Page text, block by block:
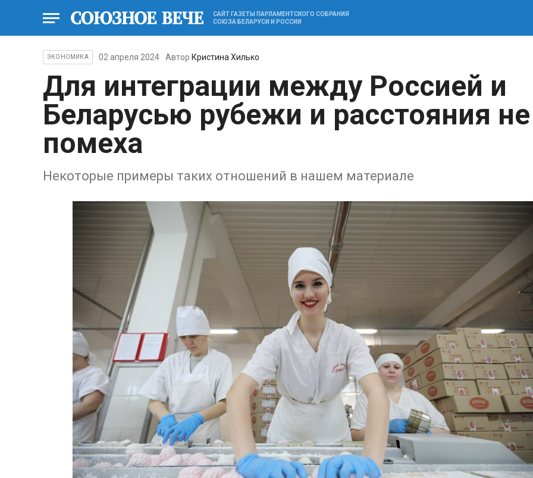
САЙТ ГАЗЕТЫ ПАРЛАМЕНТСКОГО СОБРАНИЯ
СОЮЗА БЕЛАРУСИ И РОССИИ
ЭКОНОМИКА 02 апреля 2024 Автор Кристина Хилько
Для интеграции между Россией и
Беларусью рубежи и расстояния не
помеха
Некоторые примеры таких отношений в нашем материале